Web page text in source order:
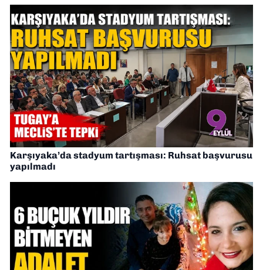
Karşıyaka’da stadyum tartışması: Ruhsat başvurusu
yapılmadı